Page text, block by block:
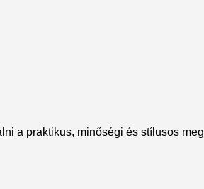
a praktikus, minőségi és stílusos